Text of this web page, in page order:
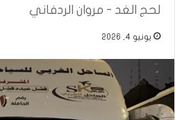
لحج الغد - مروان الردفاني
يونيو 4, 2026